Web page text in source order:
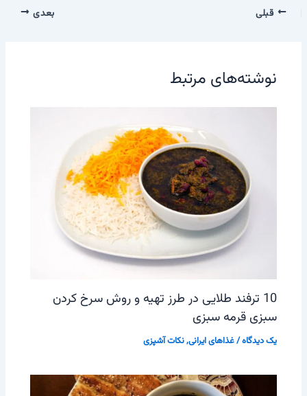
قبلی بعدی
نوشته‌های مرتبط
10 ترفند طلایی در طرز تهیه و روش سرخ کردن
سبزی قرمه سبزی
یک دیدگاه/غذاهای ایرانی,نکات آشپزی